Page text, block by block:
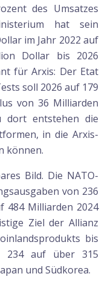
des Umsatzes
hat sein
im Jahr 2022 auf
Dollar bis 2026
für Arxis: Der Etat
soll 2026 auf 179
von 36 Milliarden
dort entstehen die
in die Arxis-
können.
Bild. Die NATO-
von 236
484 Milliarden 2024
Ziel der Allianz
bis
234 auf über 315
und Südkorea.